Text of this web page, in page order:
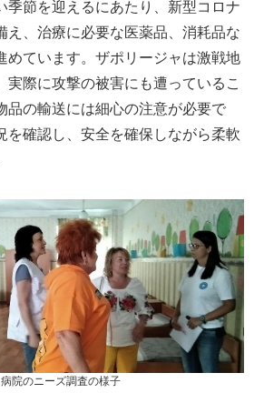
季節を迎えるにあたり、新型コロナ
え、治療に必要な医薬品、消耗品な
めています。ザポリージャは激戦地
実際に攻撃の被害にも遭っているこ
品の輸送には細心の注意が必要で
を確認し、安全を確保しながら柔軟
病院のニーズ調査の様子